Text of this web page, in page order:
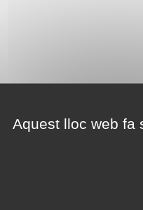
Aquest lloc web fa